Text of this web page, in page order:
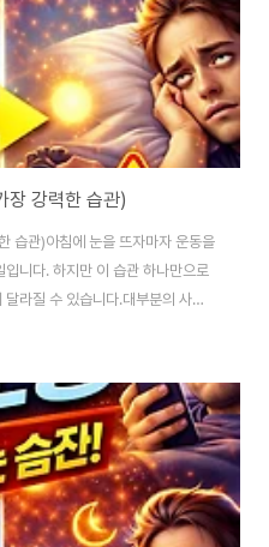
장 강력한 습관)
습관)아침에 눈을 뜨자마자 운동을
니다. 하지만 이 습관 하나만으로
라질 수 있습니다.대부분의 사람
냅니다. 그러나 하루를 어떻게 시
연소, 습관 형성까지 영향을 주는
동 효과, 추천 루틴, 실천 방법까지
니다.왜 아침 운동이 중요한가아침
이 시간을 활용하면 운동을 꾸준히